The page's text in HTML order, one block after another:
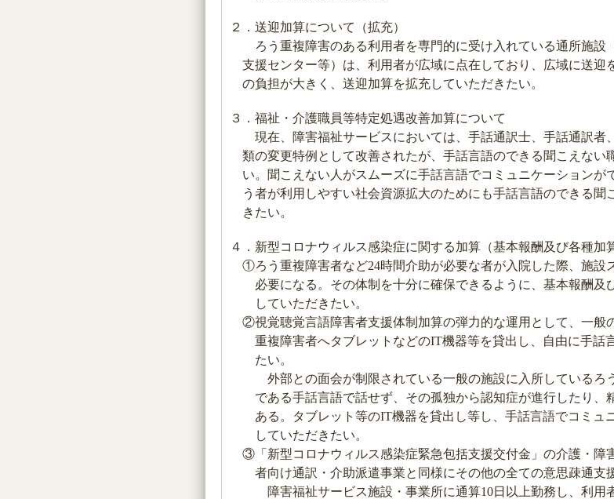
２．送迎加算について（拡充）
ろう重複障害のある利用者を専門的に受け入れている通所施設
支援センター等）は、利用者が広域に点在しており、広域に送迎
の負担が大きく、送迎加算を拡充していただきたい。
３．福祉・介護職員等特定処遇改善加算について
現在、障害福祉サービスにおいては、手話通訳士、手話通訳者
類の変更特例として改善されたが、手話言語のできる聞こえない
い。聞こえない人がスムーズに手話言語でコミュニケーションが
う者が利用しやすい社会資源拡大のためにも手話言語のできる
きたい。
４．新型コロナウィルス感染症に関する加算（基本報酬及び各種加
①ろう重複障害者など24時間介助が必要な者が入院した際、施設
必要になる。その体制を十分に確保できるように、基本報酬及
していただきたい。
②視覚聴覚言語障害者支援体制加算の弾力的な運用として、一般
重複障害者へタブレットなどのIT機器等を貸出し、自由に手話
たい。
外部との面会が制限されている一般の施設に入所しているろ
である手話言語で話せず、その孤独から認知症が進行したり、
ある。タブレット等のIT機器を貸出し等し、手話言語でコミュ
していただきたい。
③「新型コロナウィルス感染症緊急包括支援交付金」の介護・障
者向け通訳・介助派遣事業と同様にその他の全ての意思疎通支
障害福祉サービス施設・事業所に通算10日以上勤務し、利用